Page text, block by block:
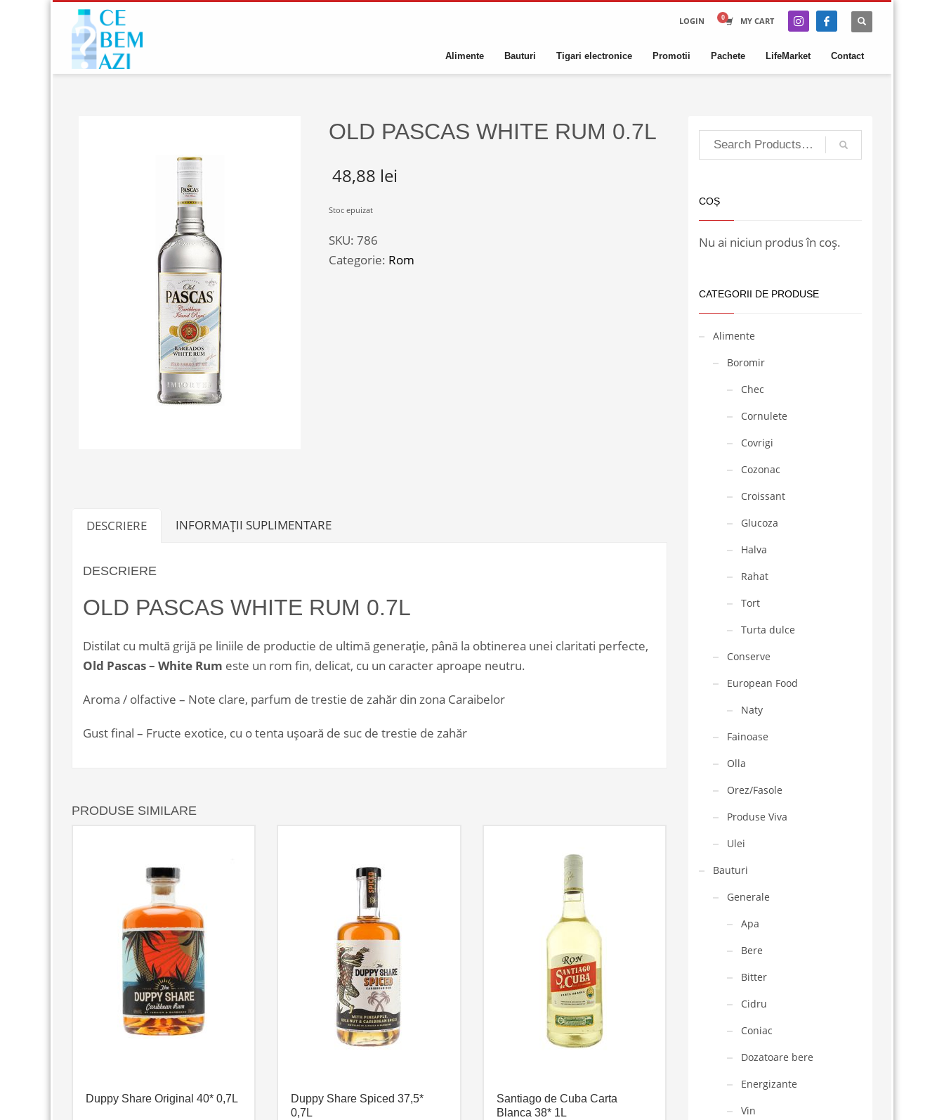
LOGIN MY CART
Alimente Bauturi Tigari electronice Promotii Pachete LifeMarket Contact
OLD PASCAS WHITE RUM 0.7L
48,88 lei
Stoc epuizat
SKU: 786
Categorie: Rom
DESCRIERE INFORMAȚII SUPLIMENTARE
DESCRIERE
OLD PASCAS WHITE RUM 0.7L
Distilat cu multă grijă pe liniile de productie de ultimă generație, până la obtinerea unei claritati perfecte,
Old Pascas– White Rum este un rom fin, delicat, cu un caracter aproape neutru.
Aroma / olfactive – Note clare, parfum de trestie de zahăr din zona Caraibelor
Gust final – Fructe exotice, cu o tenta ușoară de suc de trestie de zahăr
PRODUSE SIMILARE
Duppy Share Original 40* 0,7L
Duppy Share Spiced 37,5*
0,7L
Santiago de Cuba Carta
Blanca 38* 1L
COȘ
Nu ai niciun produs în coș.
CATEGORII DE PRODUSE
Alimente
Boromir
Chec
Cornulete
Covrigi
Cozonac
Croissant
Glucoza
Halva
Rahat
Tort
Turta dulce
Conserve
European Food
Naty
Fainoase
Olla
Orez/Fasole
Produse Viva
Ulei
Bauturi
Generale
Apa
Bere
Bitter
Cidru
Coniac
Dozatoare bere
Energizante
Vin